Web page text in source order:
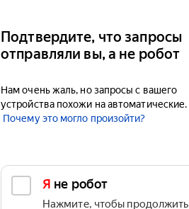
Подтвердите, что запросы
отправляли вы, а не робот
Нам очень жаль, но запросы с вашего
устройства похожи на автоматические.
Почему это могло произойти?
Я не робот
Нажмите, чтобы продолжить